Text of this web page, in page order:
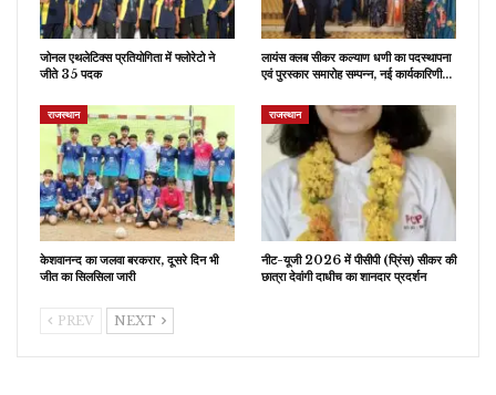
जोनल एथलेटिक्स प्रतियोगिता में फ्लोरेटो ने
जीते 35 पदक
लायंस क्लब सीकर कल्याण धणी का पदस्थापना
एवं पुरस्कार समारोह सम्पन्न, नई कार्यकारिणी…
राजस्थान
केशवानन्द का जलवा बरकरार, दूसरे दिन भी
जीत का सिलसिला जारी
राजस्थान
नीट-यूजी 2026 में पीसीपी (प्रिंस) सीकर की
छात्रा देवांगी दाधीच का शानदार प्रदर्शन
PREV NEXT